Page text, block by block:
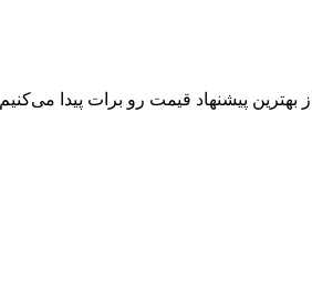
پیشنهاد قیمت رو برات پیدا می‌کنیم